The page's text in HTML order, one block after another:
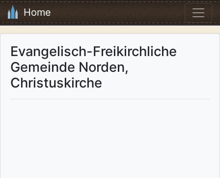
Home
Evangelisch-Freikirchliche
Gemeinde Norden,
Christuskirche